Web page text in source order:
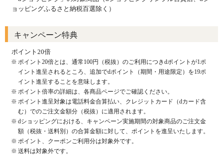
ョッピングふるさと納税百選除く）
キャンペーン特典
ポイント20倍
ポイント20倍とは、通常100円（税抜）のご利用につきdポイントが1ポ
イント進呈されるところ、追加でdポイント（期間・用途限定）を19ポ
イント進呈することを意味します。
ポイント倍率の詳細は、各商品ページでご確認ください。
ポイント進呈対象は電話料金合算払い、クレジットカード（dカード含
む）でのご注文金額分（税抜）に適用されます。
dショッピングにおける、キャンペーン実施期間の対象商品のご注文金
額（税抜・送料別）の合算金額に対して、ポイントを進呈いたします。
ポイント、クーポンご利用分は対象外です。
送料は対象外です。